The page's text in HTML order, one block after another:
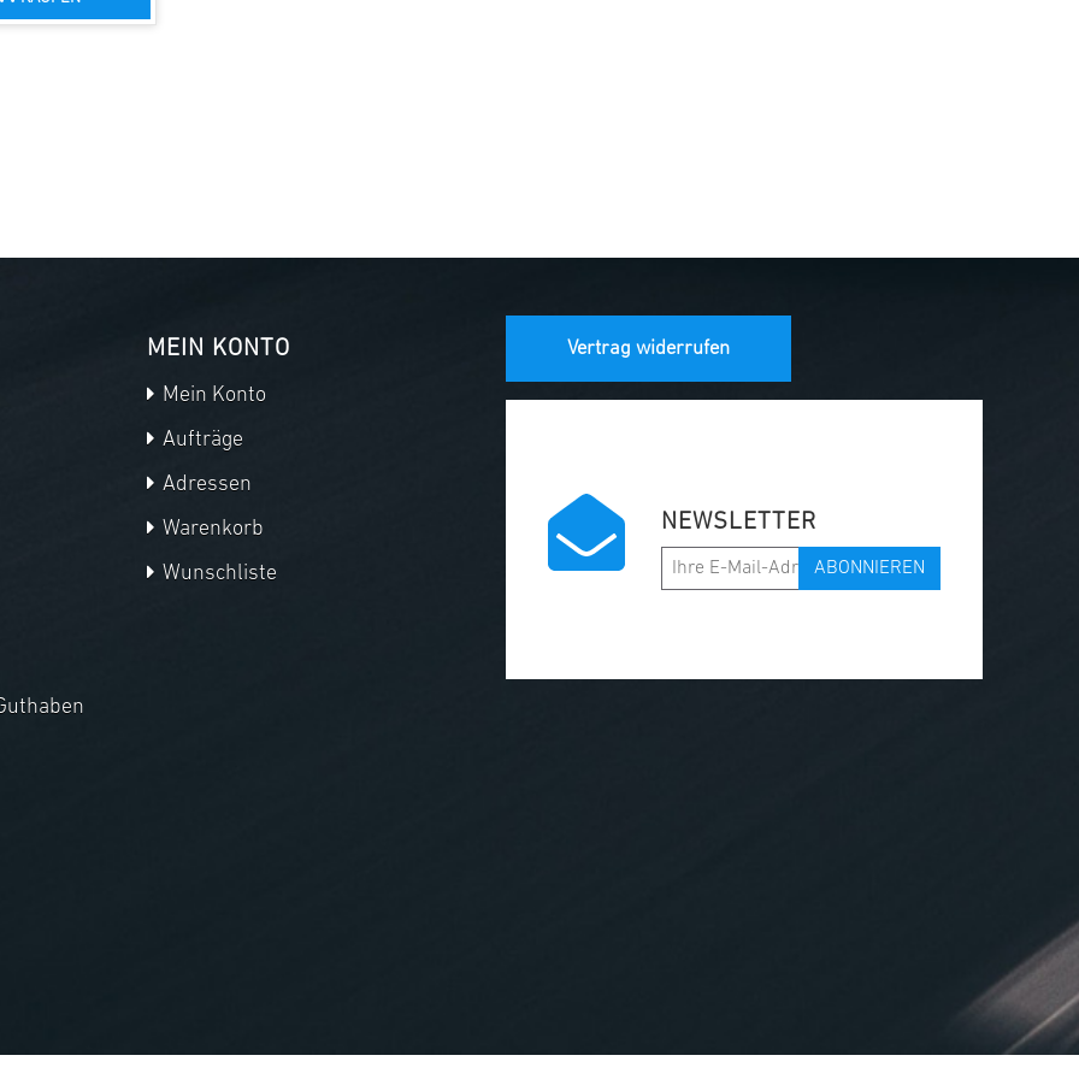
MEIN KONTO
Mein Konto
Aufträge
Adressen
Warenkorb
Wunschliste
Vertrag widerrufen
NEWSLETTER
ABONNIEREN